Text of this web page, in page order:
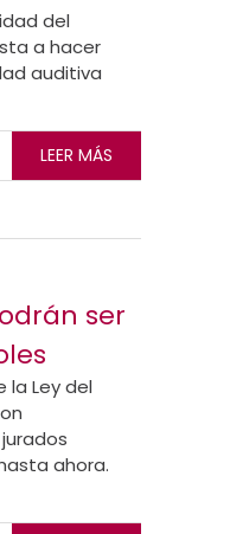
del
a hacer
auditiva
LEER MÁS
ser
la Ley del
ahora.